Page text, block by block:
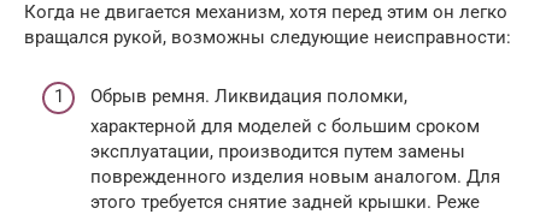
Когда не двигается механизм, хотя перед этим он легко
вращался рукой, возможны следующие неисправности:
Обрыв ремня. Ликвидация поломки,
характерной для моделей с большим сроком
эксплуатации, производится путем замены
поврежденного изделия новым аналогом. Для
этого требуется снятие задней крышки. Реже